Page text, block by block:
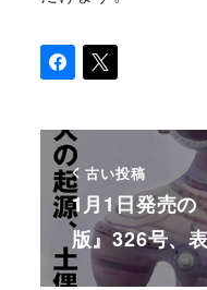
古い投稿
1月1日発売の
版』326号、